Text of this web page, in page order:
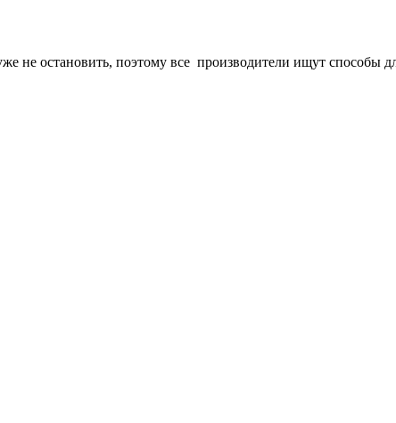
не остановить, поэтому все производители ищут способы